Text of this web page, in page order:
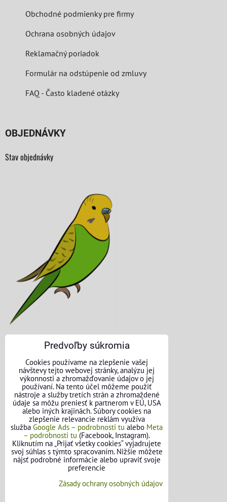
Obchodné podmienky pre firmy
Ochrana osobných údajov
Reklamačný poriadok
Formulár na odstúpenie od zmluvy
FAQ - Často kladené otázky
OBJEDNÁVKY
Stav objednávky
KONTAKTNÉ ÚDAJE
O nás
Kontakt
Požičovňa náradia
Názory našich zákazníkov
Mapa stránok
SLEDUJTE NÁS
Predvoľby súkromia
Cookies používame na zlepšenie vašej
návštevy tejto webovej stránky, analýzu jej
výkonnosti a zhromažďovanie údajov o jej
používaní. Na tento účel môžeme použiť
nástroje a služby tretích strán a zhromaždené
údaje sa môžu preniesť k partnerom v EÚ, USA
alebo iných krajinách. Súbory cookies na
zlepšenie relevancie reklám využíva
služba Google Ads – podrobnosti tu alebo Meta
– podrobnosti tu (Facebook, Instagram).
Kliknutím na „Prijať všetky cookies“ vyjadrujete
svoj súhlas s týmto spracovaním. Nižšie môžete
nájsť podrobné informácie alebo upraviť svoje
preferencie
Zásady ochrany osobných údajov